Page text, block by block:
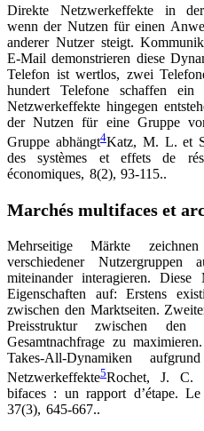
Direkte Netzwerkeffekte in der
wenn der Nutzen für einen
anderer Nutzer steigt.
E-Mail demonstrieren diese
Telefon ist wertlos, zwei
hundert Telefone schaffen ein
Netzwerkeffekte hingegen
der Nutzen für eine Gruppe
Gruppe abhängt4Katz, M. L. et
des systèmes et effets de
économiques, 8(2), 93-115..
Marchés multifaces et
Mehrseitige Märkte
verschiedener
miteinander interagieren. Diese
Eigenschaften auf: Erstens
zwischen den Marktseiten.
Preisstruktur zwischen
Gesamtnachfrage zu
Takes-All-Dynamiken
Netzwerkeffekte5Rochet, J. C.
bifaces : un rapport d’étape.
37(3), 645-667..